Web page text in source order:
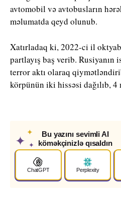
avtomobil və avtobusların
məlumatda qeyd olunub.
Xatırladaq ki, 2022-ci il
partlayış baş verib. Rusiyanın
terror aktı olaraq
körpünün iki hissəsi dağılıb,
✦
✦
✦
Bu yazını sevimli AI
köməkçinizlə qısaldın
ChatGPT Perplexity